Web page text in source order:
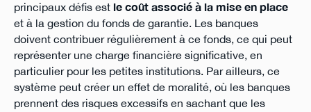
principaux défis est le coût associé à la mise en place
et à la gestion du fonds de garantie. Les banques
doivent contribuer régulièrement à ce fonds, ce qui peut
représenter une charge financière significative, en
particulier pour les petites institutions. Par ailleurs, ce
système peut créer un effet de moralité, où les banques
prennent des risques excessifs en sachant que les